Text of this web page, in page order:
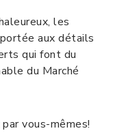
les
aux détails
qui font du
du Marché
vous-mêmes!